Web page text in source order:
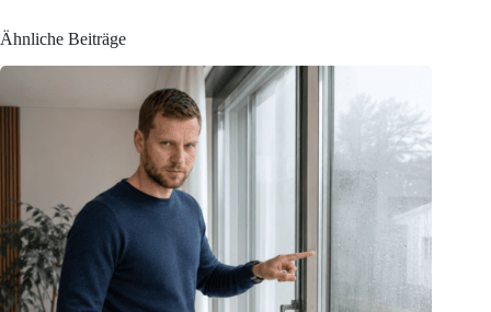
Ähnliche Beiträge